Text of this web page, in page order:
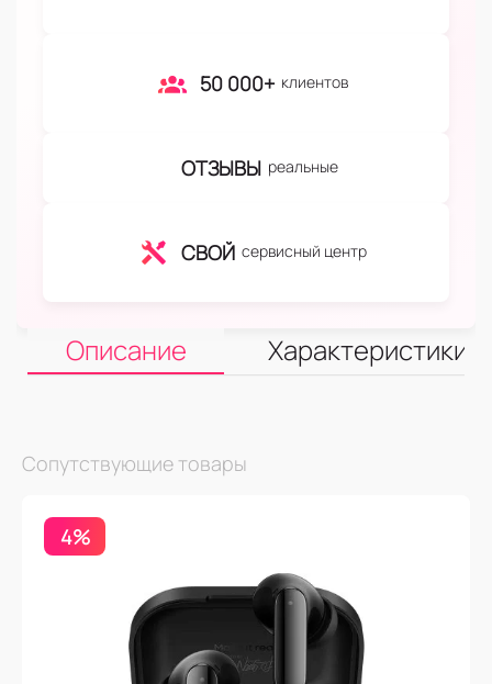
50 000+ клиентов
ОТЗЫВЫ реальные
СВОЙ сервисный центр
Описание Характеристики
Сопутствующие товары
4%